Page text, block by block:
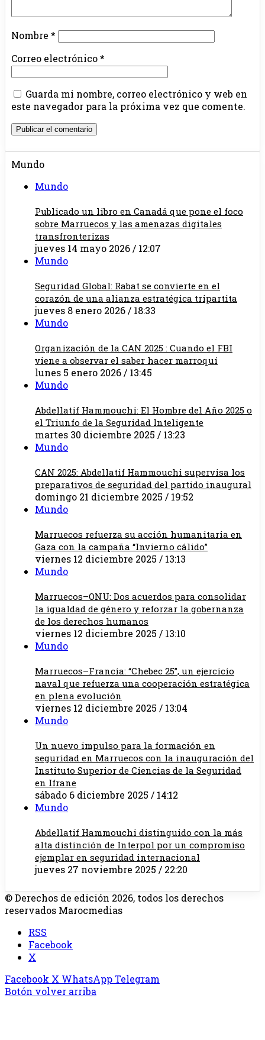
Nombre *
Correo electrónico*
Guarda mi nombre, correo electrónico y web en
este navegador para la próxima vez que comente.
Mundo
Mundo
Publicado un libro en Canadá que pone el foco
sobre Marruecos y las amenazas digitales
transfronterizas
jueves 14 mayo 2026 / 12:07
Mundo
Seguridad Global: Rabat se convierte en el
corazón de una alianza estratégica tripartita
jueves 8 enero 2026 / 18:33
Mundo
Organización de la CAN 2025 : Cuando el FBI
viene a observar el saber hacer marroquí
lunes 5 enero 2026 / 13:45
Mundo
Abdellatif Hammouchi: El Hombre del Año 2025 o
el Triunfo de la Seguridad Inteligente
martes 30 diciembre 2025 / 13:23
Mundo
CAN 2025: Abdellatif Hammouchi supervisa los
preparativos de seguridad del partido inaugural
domingo 21 diciembre 2025 / 19:52
Mundo
Marruecos refuerza su acción humanitaria en
Gaza con la campaña “Invierno cálido”
viernes 12 diciembre 2025 / 13:13
Mundo
Marruecos–ONU: Dos acuerdos para consolidar
la igualdad de género y reforzar la gobernanza
de los derechos humanos
viernes 12 diciembre 2025 / 13:10
Mundo
Marruecos–Francia: “Chebec 25”, un ejercicio
naval que refuerza una cooperación estratégica
en plena evolución
viernes 12 diciembre 2025 / 13:04
Mundo
Un nuevo impulso para la formación en
seguridad en Marruecos con la inauguración del
Instituto Superior de Ciencias de la Seguridad
en Ifrane
sábado 6 diciembre 2025 / 14:12
Mundo
Abdellatif Hammouchi distinguido con la más
alta distinción de Interpol por un compromiso
ejemplar en seguridad internacional
jueves 27 noviembre 2025 / 22:20
© Derechos de edición 2026, todos los derechos
reservados Marocmedias
RSS
Facebook
X
Facebook X WhatsAppTelegram
Botón volver arriba